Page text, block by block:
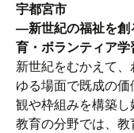
宇都宮市
―新世紀の福祉を創
育・ボランティア学
新世紀をむかえて
ゆる場面で既成の
観や枠組みを構築し
教育の分野では、教